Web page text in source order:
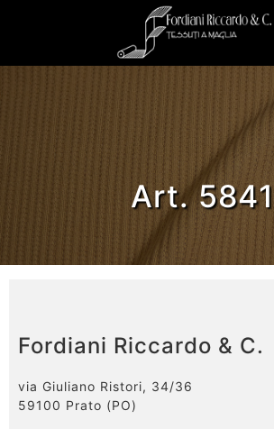
Art. 5841
Fordiani Riccardo & C.
via Giuliano Ristori, 34/36
59100 Prato (PO)